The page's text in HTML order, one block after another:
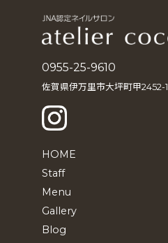
0955-25-9610
佐賀県伊万里市大坪町甲2452-1
HOME
Staff
Menu
Gallery
Blog